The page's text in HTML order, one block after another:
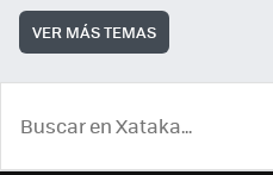
VER MÁS TEMAS